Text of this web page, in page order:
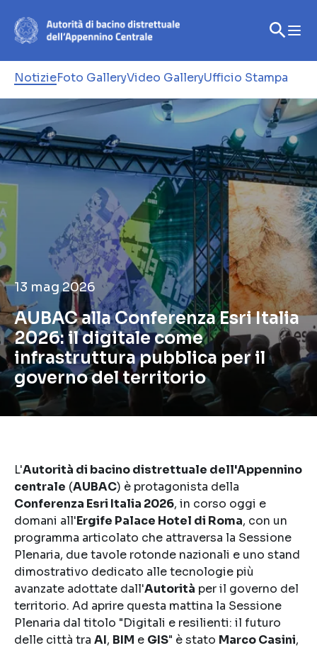
NotizieFoto GalleryVideo GalleryUfficio Stampa
13 mag 2026
AUBAC alla Conferenza Esri Italia
2026: il digitale come
infrastruttura pubblica per il
governo del territorio
L'Autorità di bacino distrettuale dell'Appennino
centrale (AUBAC) è protagonista della
Conferenza Esri Italia 2026, in corso oggi e
domani all'Ergife Palace Hotel di Roma, con un
programma articolato che attraversa la Sessione
Plenaria, due tavole rotonde nazionali e uno stand
dimostrativo dedicato alle tecnologie più
avanzate adottate dall'Autorità per il governo del
territorio. Ad aprire questa mattina la Sessione
Plenaria dal titolo "Digitali e resilienti: il futuro
delle città tra AI, BIM e GIS" è stato Marco Casini,